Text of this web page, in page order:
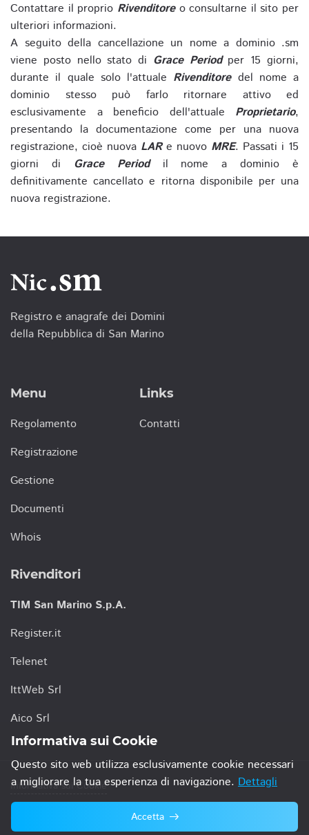
Contattare il proprio Rivenditoreo consultarne il sito per
ulteriori informazioni.
A seguito della cancellazione un nome a dominio .sm
viene posto nello stato di Grace Periodper 15 giorni,
durante il quale solo l'attuale Rivenditoredel nome a
dominio stesso può farlo ritornare attivo ed
esclusivamente a beneficio dell'attuale Proprietario,
presentando la documentazione come per una nuova
registrazione, cioè nuova LARe nuovo MRE. Passati i 15
giorni di Grace Periodil nome a dominio è
definitivamente cancellato e ritorna disponibile per una
nuova registrazione.
Registro e anagrafe dei Domini
della Repubblica di San Marino
Menu
Regolamento
Registrazione
Gestione
Documenti
Whois
Links
Contatti
Rivenditori
TIM San Marino S.p.A.
Register.it
Telenet
IttWeb Srl
Aico Srl
Informativa sui Cookie
© 2021 TIM San Marino S.p.A.
Informativa sui Cookie
Questo sito web utilizza esclusivamente cookie necessari
a migliorare la tua esperienza di navigazione. Dettagli
Accetta